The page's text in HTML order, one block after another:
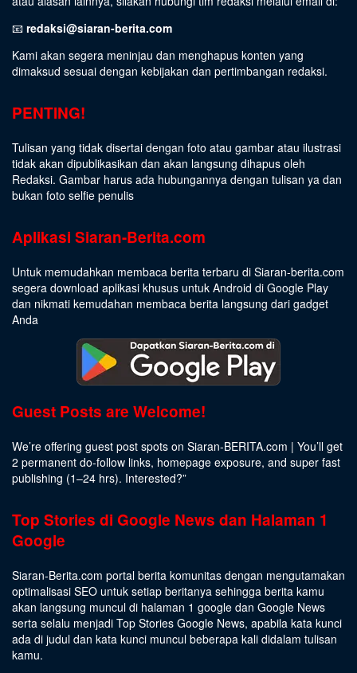
📧 redaksi@siaran-berita.com
Kami akan segera meninjau dan menghapus konten yang
dimaksud sesuai dengan kebijakan dan pertimbangan redaksi.
PENTING!
Tulisan yang tidak disertai dengan foto atau gambar atau ilustrasi
tidak akan dipublikasikan dan akan langsung dihapus oleh
Redaksi. Gambar harus ada hubungannya dengan tulisan ya dan
bukan foto selfie penulis
Aplikasi Siaran-Berita.com
Untuk memudahkan membaca berita terbaru di Siaran-berita.com
segera download aplikasi khusus untuk Android di Google Play
dan nikmati kemudahan membaca berita langsung dari gadget
Anda
Guest Posts are Welcome!
We’re offering guest post spots on Siaran-BERITA.com | You’ll get
2 permanent do-follow links, homepage exposure, and super fast
publishing (1–24 hrs). Interested?”
Top Stories di Google News dan Halaman 1
Google
Siaran-Berita.com portal berita komunitas dengan mengutamakan
optimalisasi SEO untuk setiap beritanya sehingga berita kamu
akan langsung muncul di halaman 1 google dan Google News
serta selalu menjadi Top Stories Google News, apabila kata kunci
ada di judul dan kata kunci muncul beberapa kali didalam tulisan
kamu.